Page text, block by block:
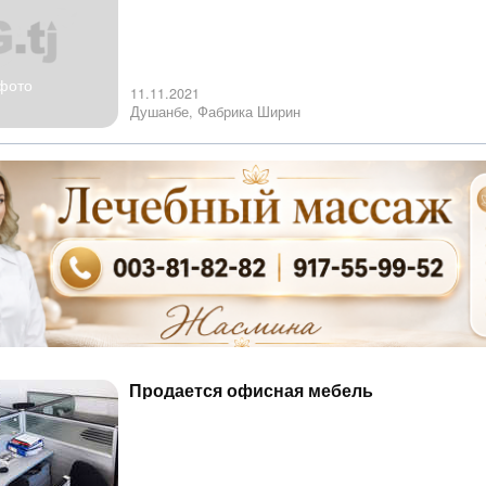
11.11.2021
Душанбе, Фабрика Ширин
Продается офисная мебель